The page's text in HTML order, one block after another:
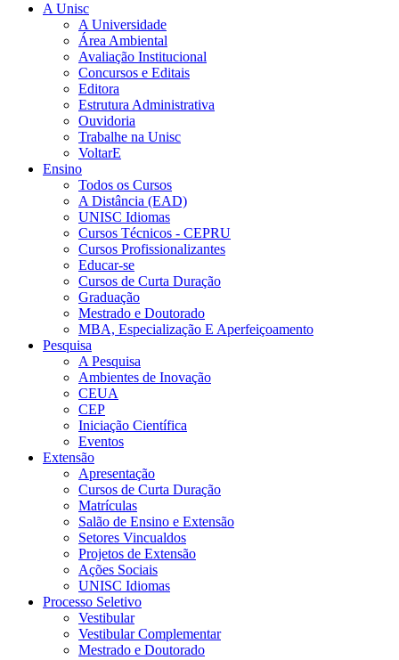
A Unisc
A Universidade
Área Ambiental
Avaliação Institucional
Concursos e Editais
Editora
Estrutura Administrativa
Ouvidoria
Trabalhe na Unisc
VoltarE
Ensino
Todos os Cursos
A Distância (EAD)
UNISC Idiomas
Cursos Técnicos - CEPRU
Cursos Profissionalizantes
Educar-se
Cursos de Curta Duração
Graduação
Mestrado e Doutorado
MBA, Especialização E Aperfeiçoamento
Pesquisa
A Pesquisa
Ambientes de Inovação
CEUA
CEP
Iniciação Científica
Eventos
Extensão
Apresentação
Cursos de Curta Duração
Matrículas
Salão de Ensino e Extensão
Setores Vincualdos
Projetos de Extensão
Ações Sociais
UNISC Idiomas
Processo Seletivo
Vestibular
Vestibular Complementar
Mestrado e Doutorado